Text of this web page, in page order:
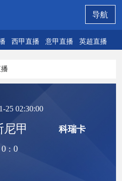
导航
西甲直播 意甲直播 英超直播
25 02:30:00
尼甲
0 :0
科瑞卡